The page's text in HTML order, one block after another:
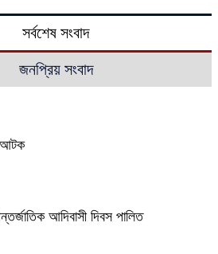
সর্বশেষ সংবাদ
জনপ্রিয় সংবাদ
আটক
আদিবাসী দিবস পালিত